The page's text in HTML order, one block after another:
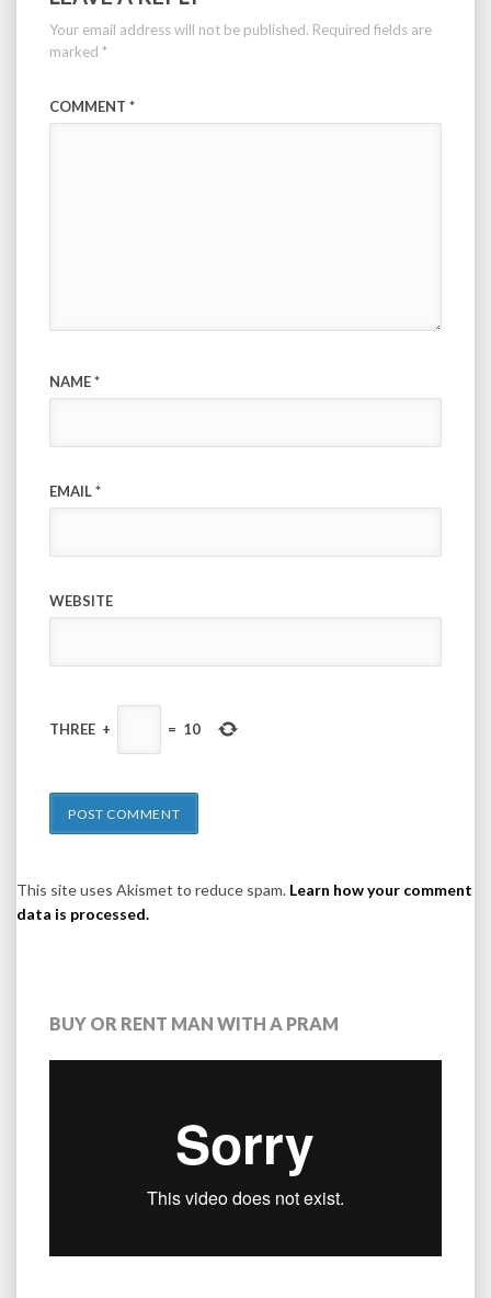
Your email address will not be published. Required fields are
marked *
COMMENT *
NAME*
EMAIL*
WEBSITE
THREE + = 10
This site uses Akismet to reduce spam. Learn how your comment
data is processed.
BUY OR RENT MAN WITH A PRAM